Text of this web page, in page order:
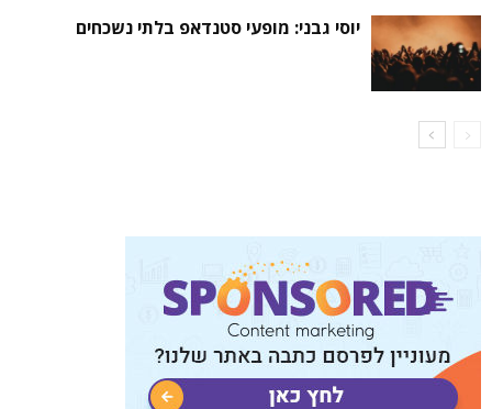
יוסי גבני: מופעי סטנדאפ בלתי נשכחים